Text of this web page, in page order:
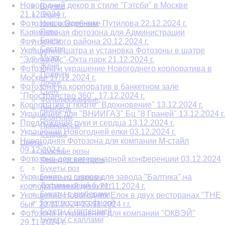
Внучке
Внуку
Новорожденным
Папе
Брату
Сестре
Мужу
Жене
Подруге
Дочке
Сыну
Фольгированные
Дембель
Девичник
Принцессы
Сердца
Цветы
Красные розы
Французские розы
Букеты роз
Букеты с пионами
Дофаминовый букет
Букеты с герберами
Букеты с гипсофилой
Букеты с гортензией
Букеты с каллами
Новогодний декор в стиле "Гэтсби" в Москве
21.12.2024 г.
Фотозона в Особняке Путилова 22.12.2024 г.
Карамельная фотозона для Администрации
Фрунзенского района 20.12.2024 г.
Украшение шатра и установка Фотозоны в шатре
"Эдельвейс"-Охта парк 21.12.2024 г.
Фотозона и украшение Новогоднего корпоратива в
Москве 17.12.2024 г.
Фотозона на корпоратив в банкетном зале
"Пространство 360". 17.12.2024 г.
Корпоратив в лофте "Вдохновение" 13.12.2024 г.
Украшение для "ВНИИГАЗ" Бц "8 Граней" 13.12.2024 г.
Предложение руки и сердца 13.12.2024 г.
Украшение Новогодней елки 03.12.2024 г.
Новогодняя Фотозона для компании М-стайл
09.12.2024 г.
Фотозона для ветеринарной конференции 03.12.2024
г.
Украшение из шаров для завода "Балтика",на
корпоративный день 21.11.2024 г.
Украшение Новогодних Елок в двух ресторанах "THE
бык" 22.11.2024-23.11.2024 г.г.
Фотозона и украшение для компании "ОКВЭЙ"
29.11.2024 г.